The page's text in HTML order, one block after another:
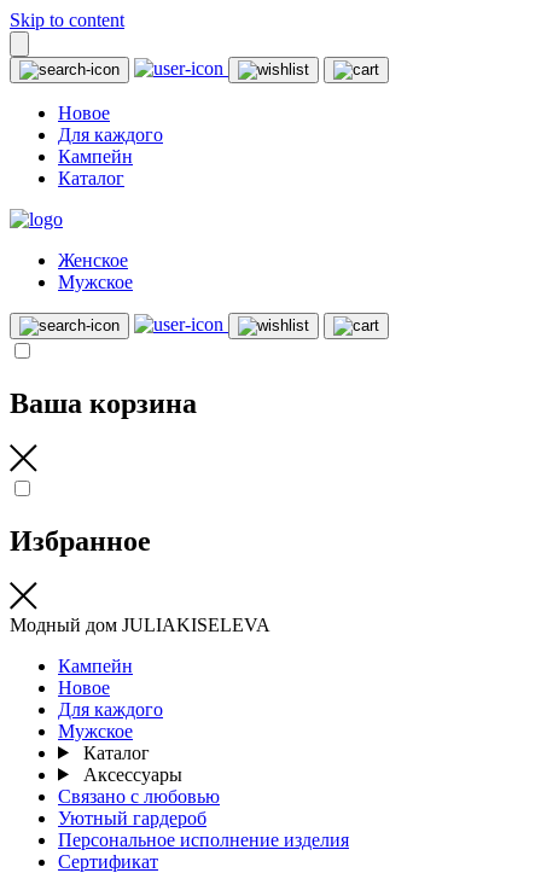
Skip to content
Новое
Для каждого
Кампейн
Каталог
Женское
Мужское
Ваша корзина
Избранное
Модный дом JULIAKISELEVA
Кампейн
Новое
Для каждого
Мужское
Каталог
Аксессуары
Связано с любовью
Уютный гардероб
Персональное исполнение изделия
Сертификат